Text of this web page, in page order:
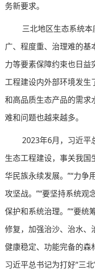
务新要求。
三北地区生态系统
广、程度重、治理难的基
力等要素保障约束也日益
工程建设内外部环境发生
和高品质生态产品的需求
难和问题也越来越多。
2023年6月，习近平
生态工程建设，事关我国
华民族永续发展。”“力争
攻坚战。”“要坚持系统观
保护和系统治理。”“要统
修复，加强治沙、治水、
健康稳定、功能完备的森
习近平总书记为打好“三